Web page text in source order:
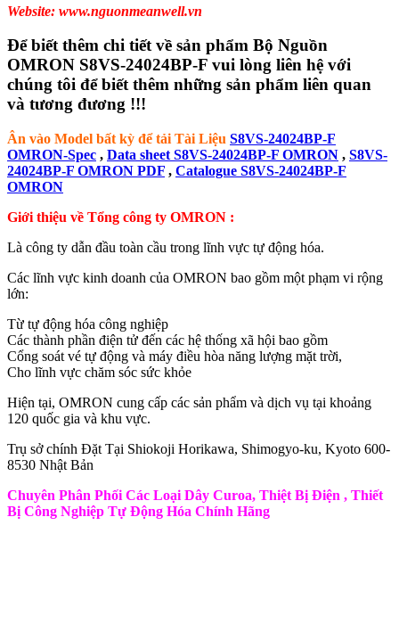
Website: www.nguonmeanwell.vn
Để biết thêm chi tiết về sản phẩm Bộ Nguồn
OMRON S8VS-24024BP-F vui lòng liên hệ với
chúng tôi để biết thêm những sản phẩm liên quan
và tương đương !!!
Ân vào Model bất kỳ để tải Tài Liệu S8VS-24024BP-F
OMRON-Spec , Data sheet S8VS-24024BP-F OMRON , S8VS-
24024BP-F OMRON PDF , Catalogue S8VS-24024BP-F
OMRON
Giới thiệu về Tổng công ty OMRON :
Là công ty dẫn đầu toàn cầu trong lĩnh vực tự động hóa.
Các lĩnh vực kinh doanh của OMRON bao gồm một phạm vi rộng
lớn:
Từ tự động hóa công nghiệp
Các thành phần điện tử đến các hệ thống xã hội bao gồm
Cổng soát vé tự động và máy điều hòa năng lượng mặt trời,
Cho lĩnh vực chăm sóc sức khỏe
Hiện tại, OMRON cung cấp các sản phẩm và dịch vụ tại khoảng
120 quốc gia và khu vực.
Trụ sở chính Đặt Tại Shiokoji Horikawa, Shimogyo-ku, Kyoto 600-
8530 Nhật Bản
Chuyên Phân Phối Các Loại Dây Curoa, Thiệt Bị Điện , Thiết
Bị Công Nghiệp Tự Động Hóa Chính Hãng